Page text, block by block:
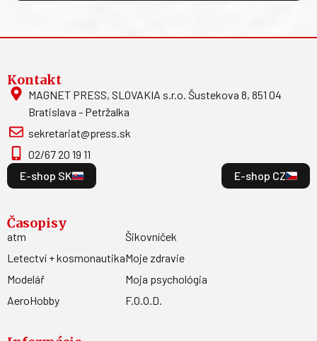
Kontakt
MAGNET PRESS, SLOVAKIA s.r.o. Šustekova 8, 851 04
Bratislava - Petržalka
sekretariat@press.sk
02/67 20 19 11
E-shop SK
E-shop CZ
Časopisy
atm
Letectví + kosmonautika
Modelář
AeroHobby
Šikovníček
Moje zdravie
Moja psychológia
F.O.O.D.